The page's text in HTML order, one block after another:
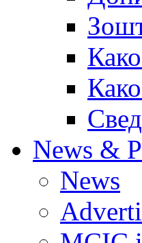
News &
News